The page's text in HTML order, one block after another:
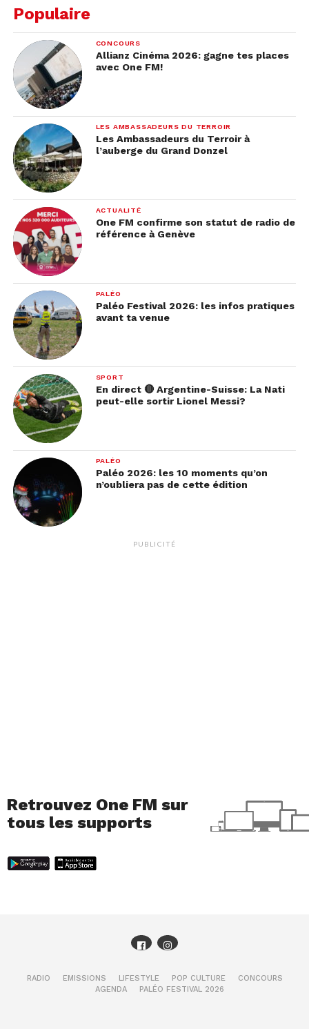
Populaire
CONCOURS
Allianz Cinéma 2026: gagne tes places
avec One FM!
LES AMBASSADEURS DU TERROIR
Les Ambassadeurs du Terroir à
l’auberge du Grand Donzel
ACTUALITÉ
One FM confirme son statut de radio de
référence à Genève
PALÉO
Paléo Festival 2026: les infos pratiques
avant ta venue
SPORT
En direct 🔴 Argentine-Suisse: La Nati
peut-elle sortir Lionel Messi?
PALÉO
Paléo 2026: les 10 moments qu’on
n’oubliera pas de cette édition
PUBLICITÉ
Retrouvez One FM sur
tous les supports
RADIO EMISSIONS LIFESTYLE POP CULTURE
CONCOURS
AGENDA
PALÉO FESTIVAL 2026